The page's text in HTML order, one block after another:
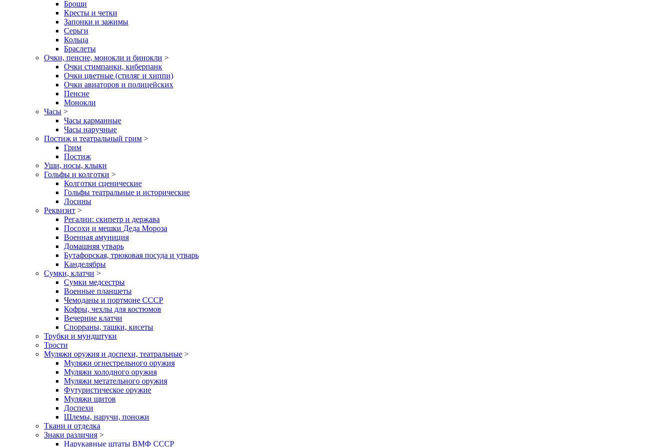
Броши
Кресты и четки
Запонки и зажимы
Серьги
Кольца
Браслеты
Очки, пенсне, монокли и бинокли >
Очки стимпанки, киберпанк
Очки цветные (стиляг и хиппи)
Очки авиаторов и полицейских
Пенсне
Монокли
Часы >
Часы карманные
Часы наручные
Постиж и театральный грим >
Грим
Постиж
Уши, носы, клыки
Гольфы и колготки >
Колготки сценические
Гольфы театральные и исторические
Лосины
Реквизит >
Регалии: скипетр и держава
Посохи и мешки Деда Мороза
Военная амуниция
Домашняя утварь
Бутафорская, трюковая посуда и утварь
Канделябры
Сумки, клатчи >
Сумки медсестры
Военные планшеты
Чемоданы и портмоне СССР
Кофры, чехлы для костюмов
Вечерние клатчи
Спорраны, ташки, кисеты
Трубки и мундштуки
Трости
Муляжи оружия и доспехи, театральные >
Муляжи огнестрельного оружия
Муляжи холодного оружия
Муляжи метательного оружия
Футуристическое оружие
Муляжи щитов
Доспехи
Шлемы, наручи, поножи
Ткани и отделка
Знаки различия >
Нарукавные штаты ВМФ СССР